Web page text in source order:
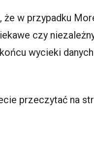
że w przypadku
czy
wycieki
przeczytać na